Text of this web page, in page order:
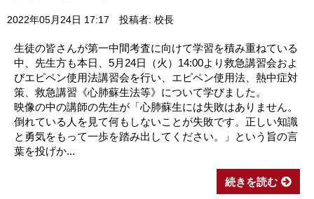
2022年05月24日 17:17 投稿者: 校長
生徒の皆さんが第一中間考査に向けて学習を積み重ねている
中、先生方も本日、5月24日（火）14:00より救急講習会およ
びエピペン使用法講習会を行い、エピペン使用法、熱中症対
策、救急講習《心肺蘇生法等》について学びました。
映像の中の講師の先生が「心肺蘇生には失敗はありません。
倒れている人を見て何もしないことが失敗です。正しい知識
と勇気をもって一歩を踏み出してください。」という旨の言
葉を投げか...
続きを読む